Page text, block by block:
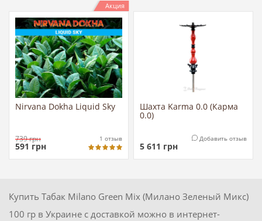
Акция
Nirvana Dokha Liquid Sky
739грн
591 грн
1 отзыв
Шахта Karma 0.0 (Карма
0.0)
5 611 грн
Добавить отзыв
Купить Табак Milano Green Mix (Милано Зеленый Микс)
100 гр в Украине с доставкой можно в интернет-